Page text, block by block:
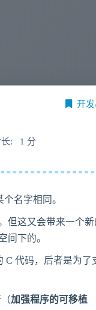
开
长: 1 分
名字相同。
但这又会带来一个
间下的。
C 代码，后者是为了
加强程序的可移植